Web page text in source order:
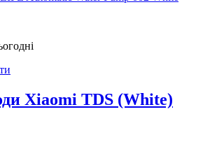
Xiaomi TDS (White)